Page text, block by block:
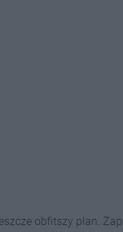
obfitszy plan.